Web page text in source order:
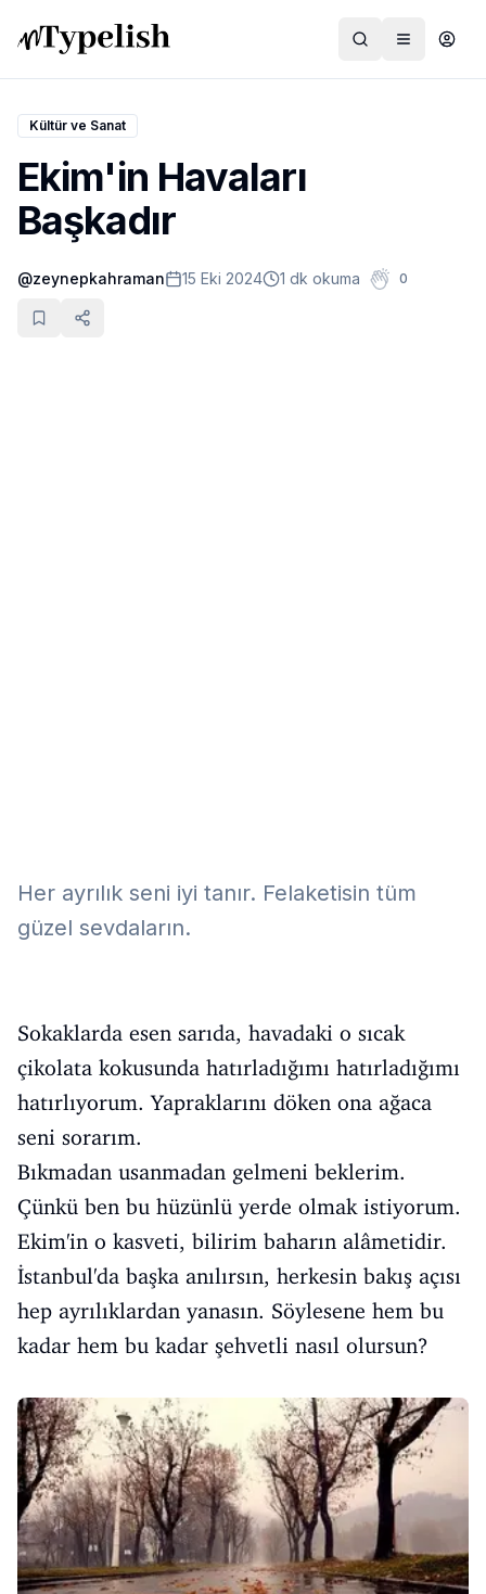
Dünya
Film ve Dizi
Kültür ve Sanat
Sağlık
Kültür ve Sanat
Ekim'in Havaları
Başkadır
@zeynepkahraman 15 Eki 2024 1 dk okuma 0
Her ayrılık seni iyi tanır. Felaketisin tüm
güzel sevdaların.
Sokaklarda esen sarıda, havadaki o sıcak
çikolata kokusunda hatırladığımı hatırladığımı
hatırlıyorum. Yapraklarını döken ona ağaca
seni sorarım.
Bıkmadan usanmadan gelmeni beklerim.
Çünkü ben bu hüzünlü yerde olmak istiyorum.
Ekim'in o kasveti, bilirim baharın alâmetidir.
İstanbul'da başka anılırsın, herkesin bakış açısı
hep ayrılıklardan yanasın. Söylesene hem bu
kadar hem bu kadar şehvetli nasıl olursun?